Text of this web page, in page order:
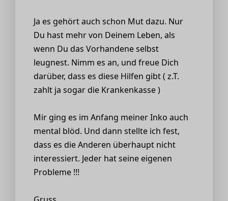
Ja es gehört auch schon Mut dazu. Nur
Du hast mehr von Deinem Leben, als
wenn Du das Vorhandene selbst
leugnest. Nimm es an, und freue Dich
darüber, dass es diese Hilfen gibt ( z.T.
zahlt ja sogar die Krankenkasse )
Mir ging es im Anfang meiner Inko auch
mental blöd. Und dann stellte ich fest,
dass es die Anderen überhaupt nicht
interessiert. Jeder hat seine eigenen
Probleme !!!